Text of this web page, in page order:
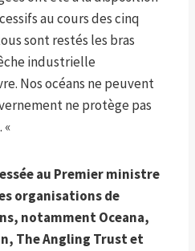
au cours des cinq
sont restés les bras
industrielle
Nos océans ne peuvent
ne protège pas
«
au Premier ministre
organisations de
notamment Oceana,
The Angling Trust et